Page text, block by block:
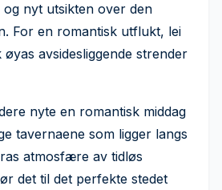
og nyt utsikten over den
For en romantisk utflukt, lei
avsidesliggende strender
nyte en romantisk middag
tavernaene som ligger langs
atmosfære av tidløs
det til det perfekte stedet